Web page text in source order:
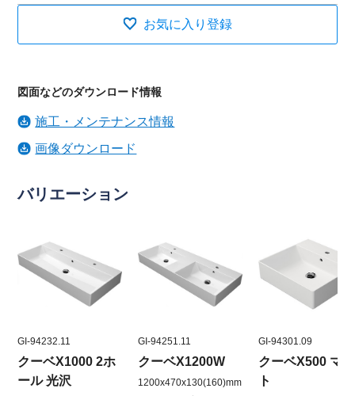
お気に入り登録
図面などのダウンロード情報
施工・メンテナンス情報
画像ダウンロード
バリエーション
GI-94232.11
クーベX1000 2ホ
ール 光沢
GI-94251.11
クーベX1200W
1200x470x130(160)mm
GI-94301.09
クーベX500 マッ
ト